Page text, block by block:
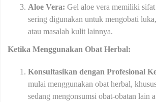
Aloe Vera: Gel aloe vera memiliki
sering digunakan untuk mengobati
atau masalah kulit lainnya.
Ketika Menggunakan Obat Herbal:
Konsultasikan dengan Profesional
mulai menggunakan obat herbal,
sedang mengonsumsi obat-obatan lain